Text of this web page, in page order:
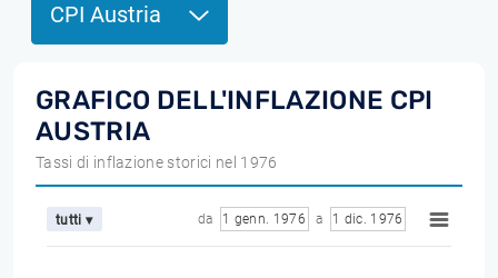
CPI Austria
GRAFICO DELL'INFLAZIONE CPI
AUSTRIA
Tassi di inflazione storici nel 1976
tutti ▾ da 1 genn. 1976 a 1 dic. 1976